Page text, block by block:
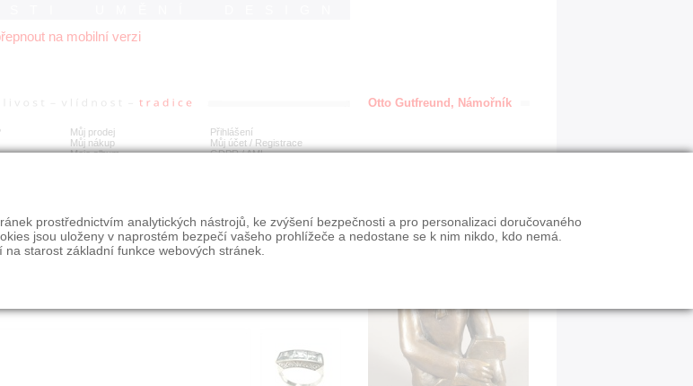
na mobilní verzi
Můj prodej
Můj nákup
Moje album
Přihlášení
Můj účet / Registrace
GDPR/AML
spinely
Otto Gutfreund, Námořník
prostřednictvím analytických nástrojů, ke zvýšení bezpečnosti a pro personalizaci doručovaného
jsou uloženy v naprostém bezpečí vašeho prohlížeče a nedostane se k nim nikdo, kdo nemá.
na starost základní funkce webových stránek.